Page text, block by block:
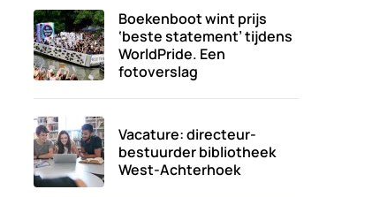
Boekenboot wint prijs
‘beste statement’ tijdens
WorldPride. Een
fotoverslag
Vacature: directeur-
bestuurder bibliotheek
West-Achterhoek